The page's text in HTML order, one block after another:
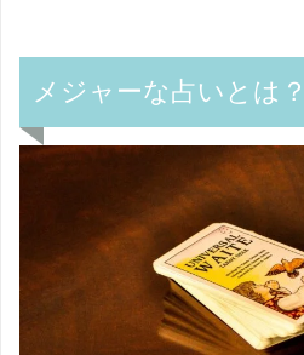
メジャーな占いとは？